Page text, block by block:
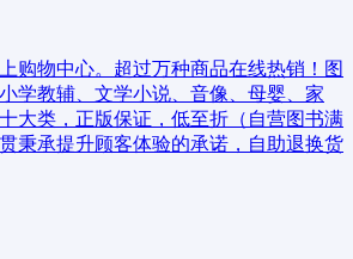
购物中心。超过万种商品在线热销！图
学教辅、文学小说、音像、母婴、家
大类，正版保证，低至折（自营图书满
秉承提升顾客体验的承诺，自助退换货